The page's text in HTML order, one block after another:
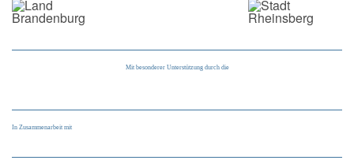
Mit besonderer Unterstützung durch die
In Zusammenarbeit mit